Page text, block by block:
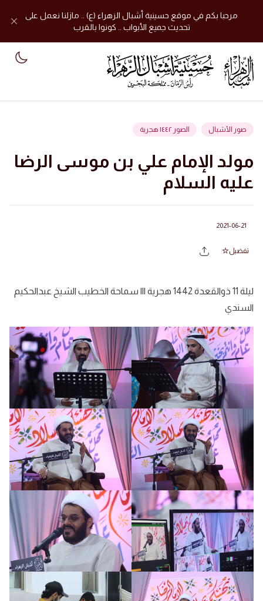
مرحبا بكم في موقع حسينية أشبال الزهراء (ع) .. مازلنا نعمل على
تحديث جميع الأبواب .. كونوا بالقرب
صور الأشبال الصور ١٤٤٢ هجرية
مولد الإمام علي بن موسى الرضا
عليه السلام
2021-06-21
تفضيل
ليلة 11 ذوالقعدة 1442 هجرية ||| سماحة الخطيب الشيخ عبدالحكيم
السندي